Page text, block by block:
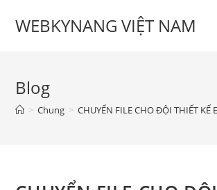
WEBKYNANG VIỆT NAM
Blog
> Chung > CHUYỂN FILE CHO ĐỘI THIẾT KẾ